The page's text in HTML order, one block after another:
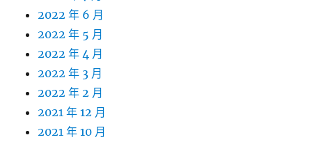
2022 年 6 月
2022 年 5 月
2022 年 4 月
2022 年 3 月
2022 年 2 月
2021 年 12 月
2021 年 10 月